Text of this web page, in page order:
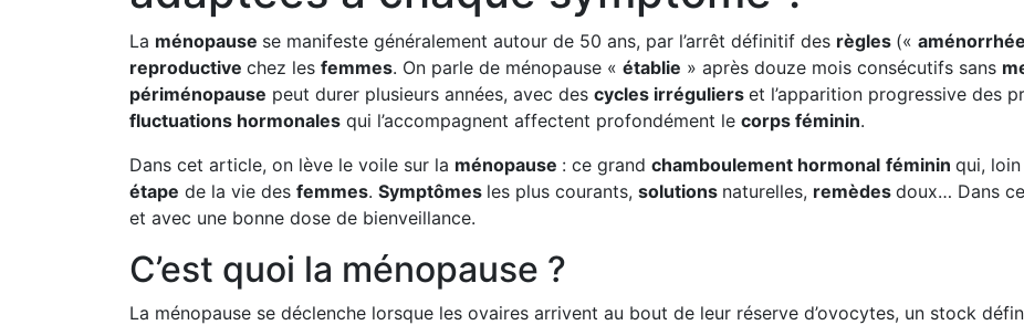
La ménopause se manifeste généralement autour de 50 ans, par l’arrêt définitif des règles («
reproductive chez les femmes. On parle de ménopause « établie » après douze mois consécutifs sans
périménopause peut durer plusieurs années, avec des cycles irréguliers et l’apparition progressive des
fluctuations hormonales qui l’accompagnent affectent profondément le corps féminin.
Dans cet article, on lève le voile sur la ménopause : ce grand chamboulement hormonal féminin qui, loin
étape de la vie des femmes. Symptômes les plus courants, solutions naturelles, remèdes doux… Dans
et avec une bonne dose de bienveillance.
C’est quoi la ménopause ?
La ménopause se déclenche lorsque les ovaires arrivent au bout de leur réserve d’ovocytes, un stock